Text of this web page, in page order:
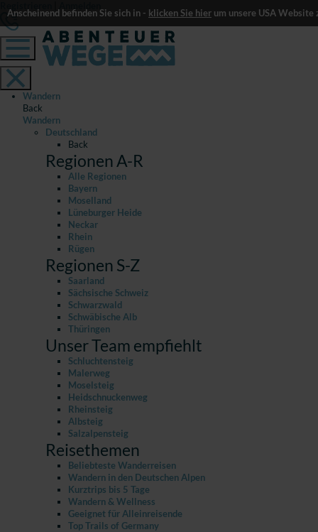
Anscheinend befinden Sie sich in - klicken Sie hier um unsere USA Website
Wandern
Back
Wandern
Deutschland
Back
Regionen A-R
Alle Regionen
Bayern
Moselland
Lüneburger Heide
Neckar
Rhein
Rügen
Regionen S-Z
Saarland
Sächsische Schweiz
Schwarzwald
Schwäbische Alb
Thüringen
Unser Team empfiehlt
Schluchtensteig
Malerweg
Moselsteig
Heidschnuckenweg
Rheinsteig
Albsteig
Salzalpensteig
Reisethemen
Beliebteste Wanderreisen
Wandern in den Deutschen Alpen
Kurztrips bis 5 Tage
Wandern & Wellness
Geeignet für Alleinreisende
Top Trails of Germany